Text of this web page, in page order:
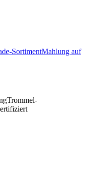
SortimentMahlung auf
Trommel-